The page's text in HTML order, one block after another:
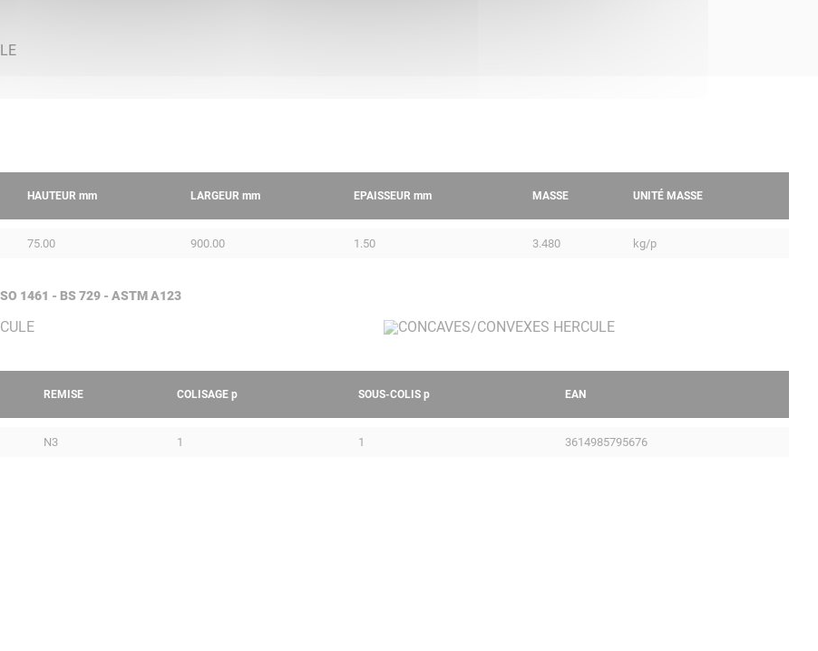
HAUTEUR mm LARGEUR mm EPAISSEUR mm MASSE UNITÉ MASSE
75.00 900.00 1.50 3.480 kg/p
1461 - BS 729 - ASTM A123
REMISE COLISAGE p SOUS-COLIS p EAN
N3 1 1 3614985795676